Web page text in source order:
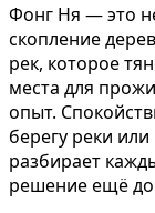
Фонг Ня — это
скопление
рек, которое
места для
опыт.
берегу реки
разбирает
решение ещё